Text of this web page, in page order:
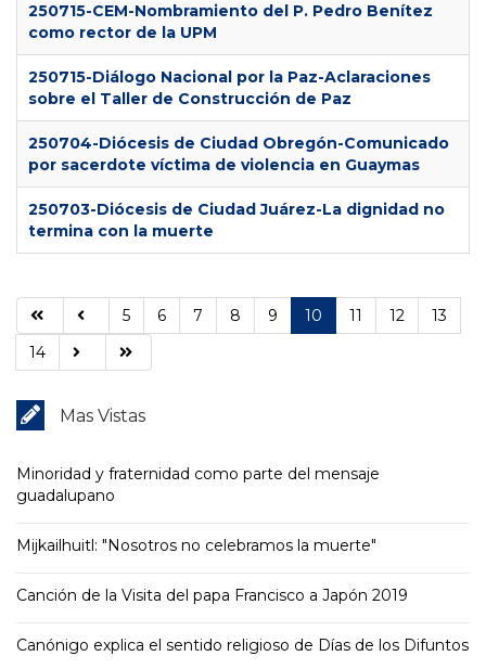
250715-CEM-Nombramiento del P. Pedro Benítez
como rector de la UPM
250715-Diálogo Nacional por la Paz-Aclaraciones
sobre el Taller de Construcción de Paz
250704-Diócesis de Ciudad Obregón-Comunicado
por sacerdote víctima de violencia en Guaymas
250703-Diócesis de Ciudad Juárez-La dignidad no
termina con la muerte
5 6 7 8 9 10 11 12
13
14
Mas Vistas
Minoridad y fraternidad como parte del mensaje
guadalupano
Mijkailhuitl: "Nosotros no celebramos la muerte"
Canción de la Visita del papa Francisco a Japón 2019
Canónigo explica el sentido religioso de Días de los Difuntos